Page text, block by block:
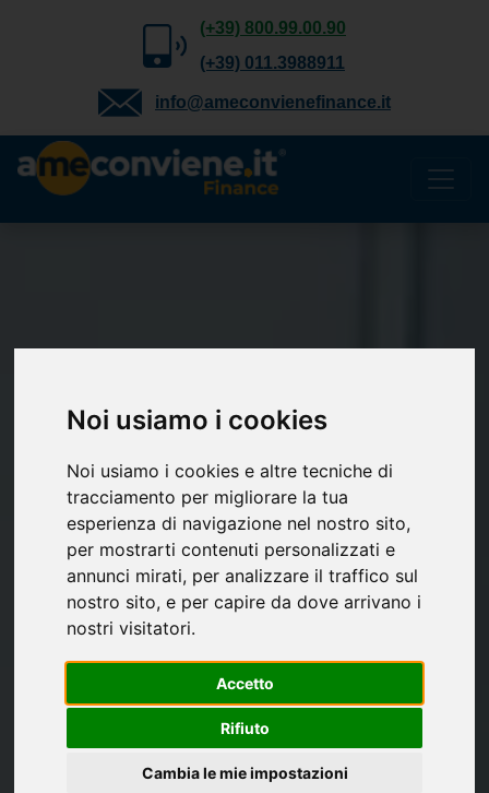
Noi usiamo i cookies
Noi usiamo i cookies e altre tecniche di
tracciamento per migliorare la tua
esperienza di navigazione nel nostro sito,
per mostrarti contenuti personalizzati e
annunci mirati, per analizzare il traffico sul
nostro sito, e per capire da dove arrivano i
nostri visitatori.
Accetto
Rifiuto
Cambia le mie impostazioni
(+39) 800.99.00.90
(+39) 011.3988911
info@ameconvienefinance.it